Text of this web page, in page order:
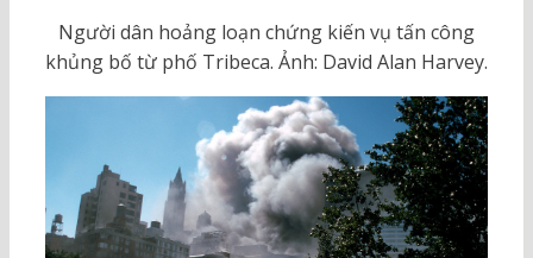
Người dân hoảng loạn chứng kiến vụ tấn công
khủng bố từ phố Tribeca. Ảnh: David Alan Harvey.